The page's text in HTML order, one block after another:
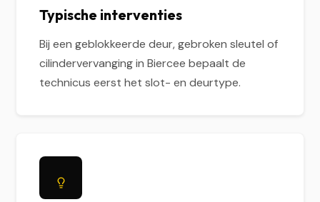
Typische interventies
Bij een geblokkeerde deur, gebroken sleutel of
cilindervervanging in Biercee bepaalt de
technicus eerst het slot- en deurtype.